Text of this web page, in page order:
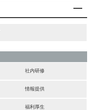
社内研修
情報提供
福利厚生